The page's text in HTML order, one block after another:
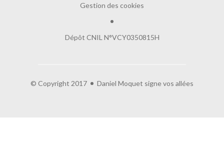
Gestion des cookies
Dépôt CNIL N°VCY0350815H
© Copyright 2017 Daniel Moquet signe vos allées